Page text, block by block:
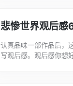
悲惨世界观后
认真品味一部作品后，
写观后感。观后感你想